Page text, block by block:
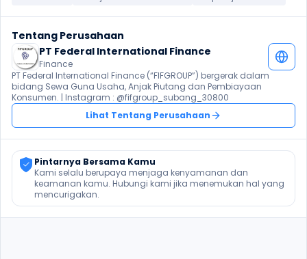
Tentang Perusahaan
PT Federal International Finance
Finance
PT Federal International Finance (“FIFGROUP”) bergerak dalam
bidang Sewa Guna Usaha, Anjak Piutang dan Pembiayaan
Konsumen. | Instagram : @fifgroup_subang_30800
Lihat Tentang Perusahaan
Pintarnya Bersama Kamu
Kami selalu berupaya menjaga kenyamanan dan
keamanan kamu. Hubungi kami jika menemukan hal yang
mencurigakan.